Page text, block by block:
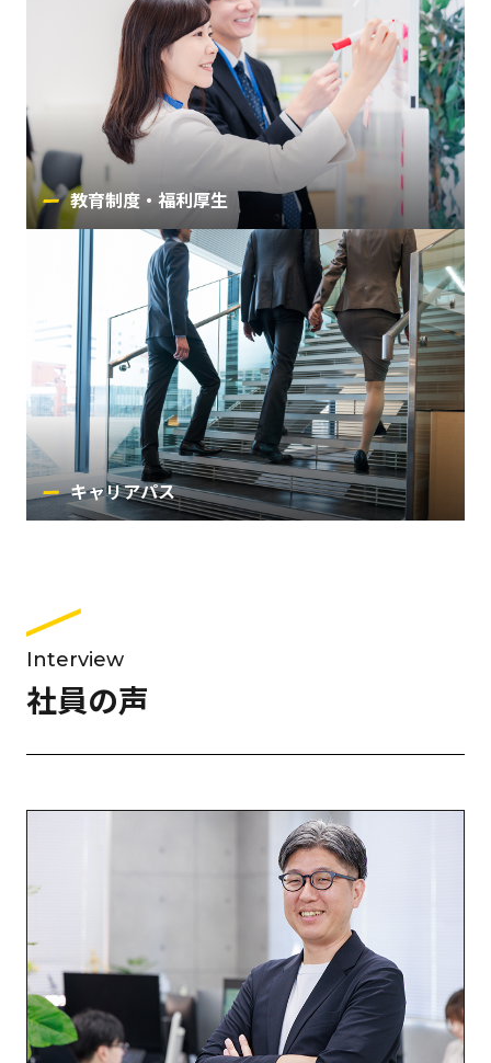
教育制度・福利厚生
キャリアパス
Interview
社員の声